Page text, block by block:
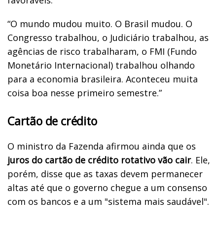
“O mundo mudou muito. O Brasil mudou. O
Congresso trabalhou, o Judiciário trabalhou, as
agências de risco trabalharam, o FMI (Fundo
Monetário Internacional) trabalhou olhando
para a economia brasileira. Aconteceu muita
coisa boa nesse primeiro semestre.”
Cartão de crédito
O ministro da Fazenda afirmou ainda que os
juros do cartão de crédito rotativo vão cair. Ele,
porém, disse que as taxas devem permanecer
altas até que o governo chegue a um consenso
com os bancos e a um "sistema mais saudável".